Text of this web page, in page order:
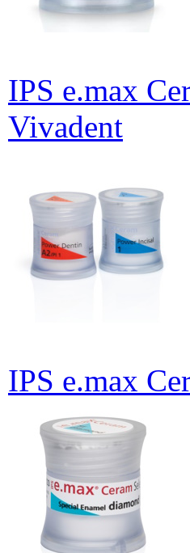
IPS e.max
Vivadent
IPS e.max